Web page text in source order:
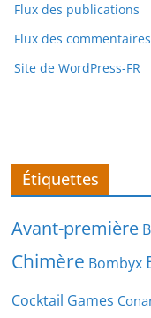
Flux des publications
Flux des commentaires
Site de WordPress-FR
Étiquettes
Avant-première
Chimère Bombyx
Cocktail Games